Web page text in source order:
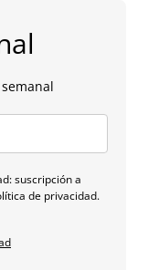
suscripción a
de privacidad.